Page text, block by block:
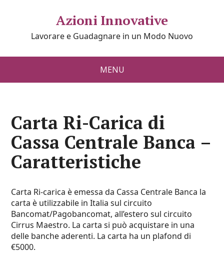
Azioni Innovative
Lavorare e Guadagnare in un Modo Nuovo
MENU
Carta Ri-Carica di
Cassa Centrale Banca –
Caratteristiche
Carta Ri-carica è emessa da Cassa Centrale Banca la
carta è utilizzabile in Italia sul circuito
Bancomat/Pagobancomat, all’estero sul circuito
Cirrus Maestro. La carta si può acquistare in una
delle banche aderenti. La carta ha un plafond di
€5000.